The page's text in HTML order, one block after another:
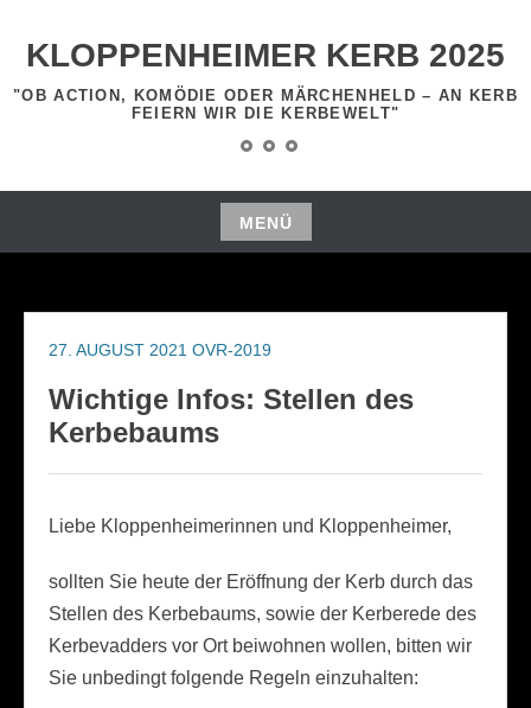
InhaltKLOPPENHEIMER KERB 2025
"OB ACTION, KOMÖDIE ODER MÄRCHENHELD – AN KERB
FEIERN WIR DIE KERBEWELT"
Startseite
Programm
Impressum
MENÜ
Zum
springen
27. AUGUST 2021 OVR-2019
Wichtige Infos: Stellen des
Kerbebaums
Liebe Kloppenheimerinnen und Kloppenheimer,
sollten Sie heute der Eröffnung der Kerb durch das
Stellen des Kerbebaums, sowie der Kerberede des
Kerbevadders vor Ort beiwohnen wollen, bitten wir
Sie unbedingt folgende Regeln einzuhalten: